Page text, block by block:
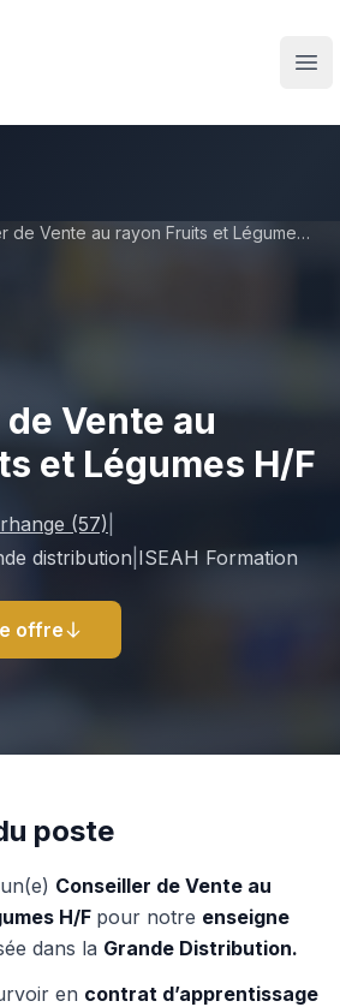
Conseiller de Vente au rayon Fruits et Légumes H/F
Vente au
et Légumes H/F
(57)
distribution ISEAH Formation
offre
poste
Conseiller de Vente au
H/F pour notre enseigne
dans la Grande Distribution.
en contrat d’apprentissage